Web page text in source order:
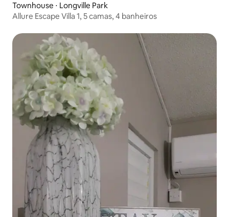
Townhouse ⋅ Longville Park
Allure Escape Villa 1, 5 camas, 4 banheiros